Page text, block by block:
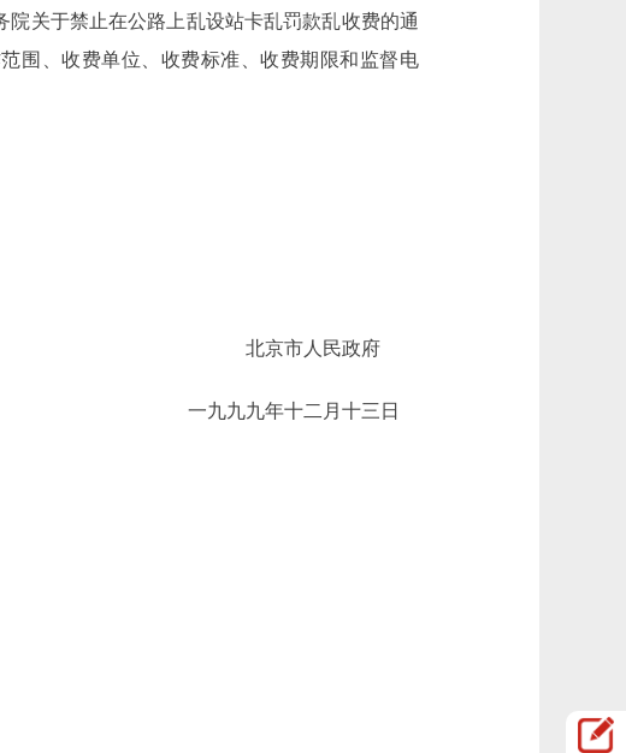
关于禁止在公路上乱设站卡乱罚款乱收费的通
围、收费单位、收费标准、收费期限和监督电
北京市人民政府
一九九九年十二月十三日